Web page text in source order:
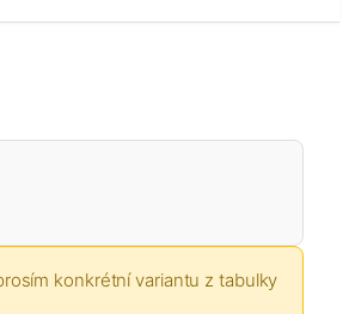
konkrétní variantu z tabulky